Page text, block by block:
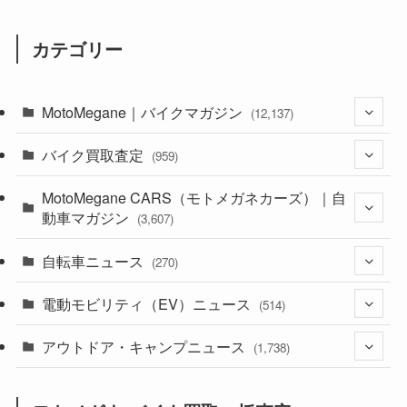
カテゴリー
MotoMegane｜バイクマガジン (12,137)
(44)
(1,243)
(639)
(118)
(60)
(252)
(38) (249)
(306)
(6,957)
(2,473)
(1,226)
バイク買取査定 (959)
(352)
(1)
MotoMegane CARS（モトメガネカーズ）｜自
動車マガジン (3,607)
(186)
自転車ニュース (270)
(54)
(211)
電動モビリティ（EV）ニュース (514)
(132)
アウトドア・キャンプニュース (1,738)